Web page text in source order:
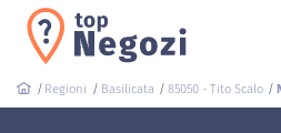
Regioni Basilicata 85050 - Tito Scalo